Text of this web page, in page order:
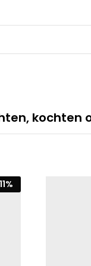
kochten
11%